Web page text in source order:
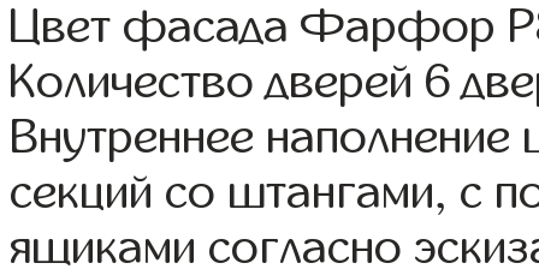
Цвет фасада Фарфор
Количество дверей 6
Внутреннее
секций со штангами, с
ящиками согласно